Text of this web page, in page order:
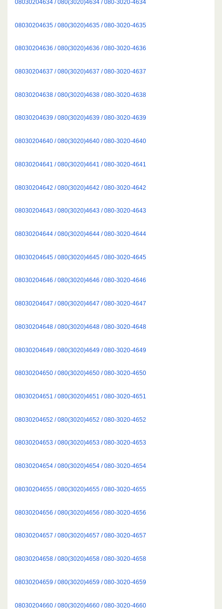
08030204634 / 080(3020)4634 / 080-3020-4634
08030204635 / 080(3020)4635 / 080-3020-4635
08030204636 / 080(3020)4636 / 080-3020-4636
08030204637 / 080(3020)4637 / 080-3020-4637
08030204638 / 080(3020)4638 / 080-3020-4638
08030204639 / 080(3020)4639 / 080-3020-4639
08030204640 / 080(3020)4640 / 080-3020-4640
08030204641 / 080(3020)4641 / 080-3020-4641
08030204642 / 080(3020)4642 / 080-3020-4642
08030204643 / 080(3020)4643 / 080-3020-4643
08030204644 / 080(3020)4644 / 080-3020-4644
08030204645 / 080(3020)4645 / 080-3020-4645
08030204646 / 080(3020)4646 / 080-3020-4646
08030204647 / 080(3020)4647 / 080-3020-4647
08030204648 / 080(3020)4648 / 080-3020-4648
08030204649 / 080(3020)4649 / 080-3020-4649
08030204650 / 080(3020)4650 / 080-3020-4650
08030204651 / 080(3020)4651 / 080-3020-4651
08030204652 / 080(3020)4652 / 080-3020-4652
08030204653 / 080(3020)4653 / 080-3020-4653
08030204654 / 080(3020)4654 / 080-3020-4654
08030204655 / 080(3020)4655 / 080-3020-4655
08030204656 / 080(3020)4656 / 080-3020-4656
08030204657 / 080(3020)4657 / 080-3020-4657
08030204658 / 080(3020)4658 / 080-3020-4658
08030204659 / 080(3020)4659 / 080-3020-4659
08030204660 / 080(3020)4660 / 080-3020-4660